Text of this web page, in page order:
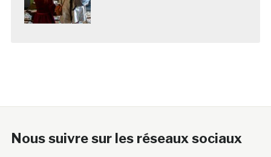
Nous suivre sur les réseaux sociaux